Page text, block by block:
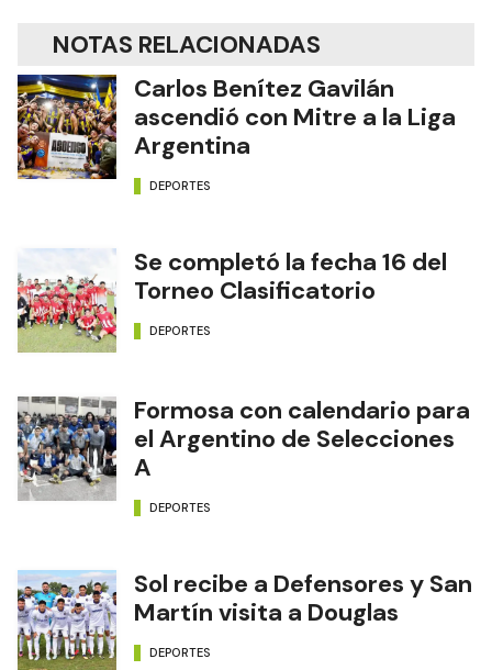
NOTAS RELACIONADAS
Carlos Benítez Gavilán
ascendió con Mitre a la Liga
Argentina
DEPORTES
Se completó la fecha 16 del
Torneo Clasificatorio
DEPORTES
Formosa con calendario para
el Argentino de Selecciones
A
DEPORTES
Sol recibe a Defensores y San
Martín visita a Douglas
DEPORTES